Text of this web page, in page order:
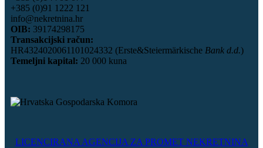
+385 (0)91 1222 121
info@nekretnina.hr
OIB: 39174298175
Transakcijski račun:
HR4324020061101024332 (Erste&Steiermärkische Bank d.d.)
Temeljni kapital: 20 000 kuna
LICENCIRANA AGENCIJA ZA PROMET NEKRETNINA